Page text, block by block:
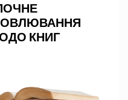
ПОЧНЕ
КНИГ